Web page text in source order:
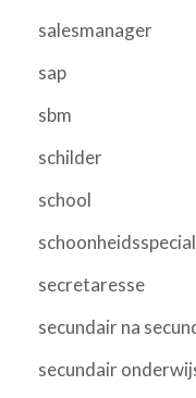
salesmanager
sap
sbm
schilder
school
secretaresse
secundair na
secundair